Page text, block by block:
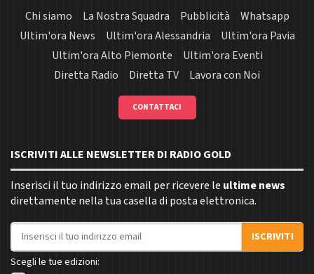
Chi siamo La Nostra Squadra Pubblicità
Whatsapp
Ultim'ora News
Ultim'ora Alessandria
Ultim'ora Pavia
Ultim'ora Alto Piemonte
Ultim'ora Eventi
Diretta Radio
Diretta TV Lavora con Noi
CONTATTACI
ISCRIVITI ALLE NEWSLETTER DI RADIO GOLD
Inserisci il tuo indirizzo email per ricevere le ultime news
direttamente nella tua casella di posta elettronica.
Indirizzo email
ISCRIVITI
Scegli le tue edizioni: